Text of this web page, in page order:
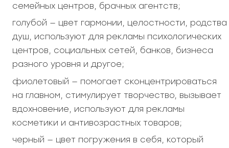
семейных центров, брачных агентств;
голубой — цвет гармонии, целостности, родства
душ, используют для рекламы психологических
центров, социальных сетей, банков, бизнеса
разного уровня и другое;
фиолетовый — помогает сконцентрироваться
на главном, стимулирует творчество, вызывает
вдохновение, используют для рекламы
косметики и антивозрастных товаров;
черный — цвет погружения в себя, который